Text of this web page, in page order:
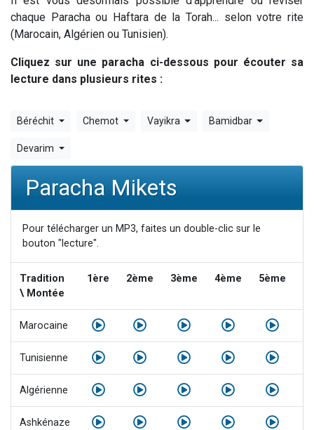
4 personnes viennent de faire un don pour Reloger Rivka, 6 enfants, victime de violences...
chaque Paracha ou Haftara de la Torah... selon votre rite
(Marocain, Algérien ou Tunisien).
Cliquez sur une paracha ci-dessous pour écouter sa
lecture dans plusieurs rites :
Béréchit Chemot Vayikra Bamidbar
Devarim
Paracha Mikets
Pour télécharger un MP3, faites un double-clic sur le
bouton "lecture".
Tradition
\ Montée
1ère 2ème 3ème 4ème 5ème
Marocaine
Tunisienne
Algérienne
Ashkénaze